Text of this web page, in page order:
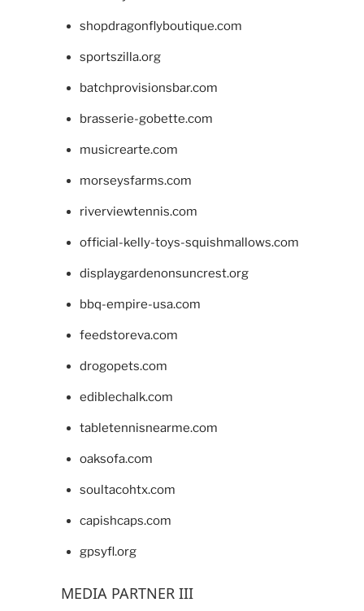
shopdragonflyboutique.com
sportszilla.org
batchprovisionsbar.com
brasserie-gobette.com
musicrearte.com
morseysfarms.com
riverviewtennis.com
official-kelly-toys-squishmallows.com
displaygardenonsuncrest.org
bbq-empire-usa.com
feedstoreva.com
drogopets.com
ediblechalk.com
tabletennisnearme.com
oaksofa.com
soultacohtx.com
capishcaps.com
gpsyfl.org
MEDIA PARTNER III